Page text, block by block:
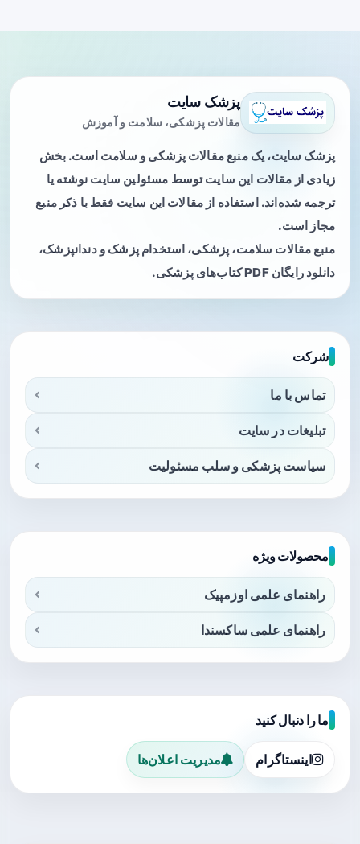
پزشک سایت
مقالات پزشکی، سلامت و آموزش
پزشک سایت، یک منبع مقالات پزشکی و سلامت است. بخش
زیادی از مقالات این سایت توسط مسئولین سایت نوشته یا
ترجمه شده‌اند. استفاده از مقالات این سایت فقط با ذکر منبع
مجاز است.
منبع مقالات سلامت، پزشکی، استخدام پزشک و دندانپزشک،
دانلود رایگان PDF کتاب‌های پزشکی.
شرکت
تماس با ما
تبلیغات در سایت
سیاست پزشکی و سلب مسئولیت
محصولات ویژه
راهنمای علمی اوزمپیک
راهنمای علمی ساکسندا
ما را دنبال کنید
اینستاگرام مدیریت اعلان‌ها